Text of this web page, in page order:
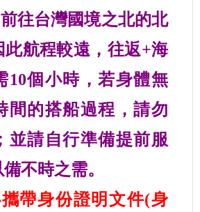
往台灣國境之北的北
此航程較遠，往返+海
10個小時，若身體無
間的搭船過程，請勿
並請自行準備提前服
不時之需。
帶身份證明文件(身